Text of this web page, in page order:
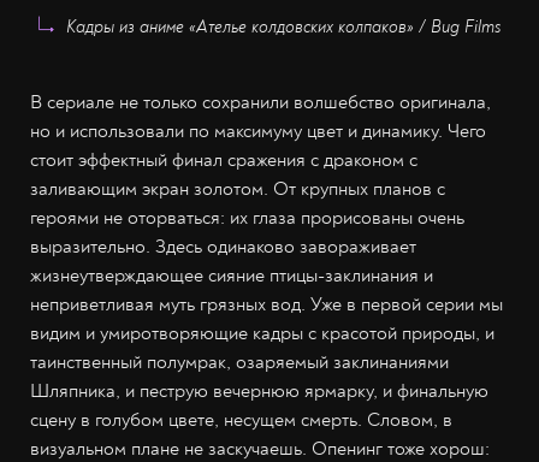
Кадры из аниме «Ателье колдовских колпаков» / Bug Films
В сериале не только сохранили волшебство оригинала,
но и использовали по максимуму цвет и динамику. Чего
стоит эффектный финал сражения с драконом с
заливающим экран золотом. От крупных планов с
героями не оторваться: их глаза прорисованы очень
выразительно. Здесь одинаково завораживает
жизнеутверждающее сияние птицы-заклинания и
неприветливая муть грязных вод. Уже в первой серии мы
видим и умиротворяющие кадры с красотой природы, и
таинственный полумрак, озаряемый заклинаниями
Шляпника, и пеструю вечернюю ярмарку, и финальную
сцену в голубом цвете, несущем смерть. Словом, в
визуальном плане не заскучаешь. Опенинг тоже хорош: